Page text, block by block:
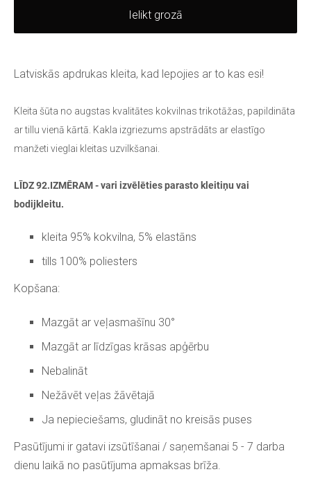
Ielikt grozā
Latviskās apdrukas kleita, kad lepojies ar to kas esi!
Kleita šūta no augstas kvalitātes kokvilnas trikotāžas, papildināta
ar tillu vienā kārtā. Kakla izgriezums apstrādāts ar elastīgo
manžeti vieglai kleitas uzvilkšanai.
LĪDZ 92.IZMĒRAM - vari izvēlēties parasto kleitiņu vai
bodijkleitu.
kleita 95% kokvilna, 5% elastāns
tills 100% poliesters
Kopšana:
Mazgāt ar veļasmašīnu 30°
Mazgāt ar līdzīgas krāsas apģērbu
Nebalināt
Nežāvēt veļas žāvētajā
Ja nepieciešams, gludināt no kreisās puses
Pasūtījumi ir gatavi izsūtīšanai / saņemšanai 5 - 7 darba
dienu laikā no pasūtījuma apmaksas brīža.